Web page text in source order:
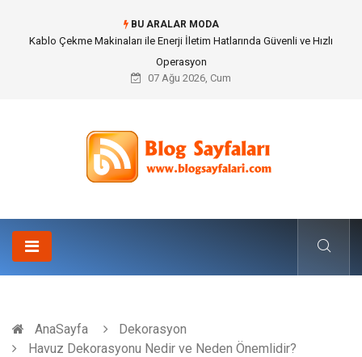
BU ARALAR MODA
Magnezyum Takviyesi Nedir ve Neden Önemlidir?
07 Ağu 2026, Cum
AnaSayfa
Dekorasyon
Havuz Dekorasyonu Nedir ve Neden Önemlidir?